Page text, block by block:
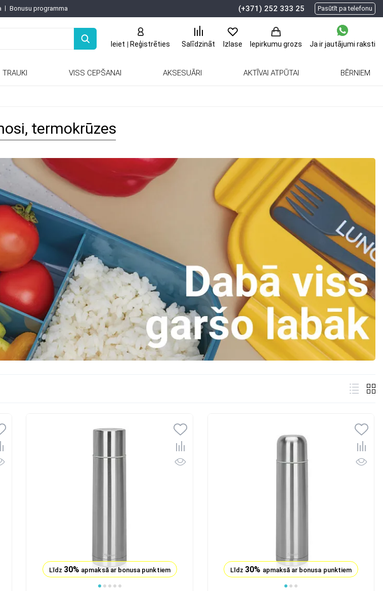
Bonusu programma (+371) 252 333 25 Pasūtīt pa telefonu
Ieiet Reģistrēties Salīdzināt Izlase Iepirkumu grozs Ja ir jautājumi raksti
TRAUKI VISS CEPŠANAI AKSESUĀRI AKTĪVAI ATPŪTAI BĒRNIEM
termokrūzes
Līdz 30% apmaksā ar bonusa punktiem Līdz 30% apmaksā ar bonusa punktiem